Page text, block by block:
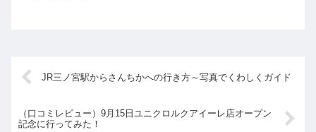
JR三ノ宮駅からさんちかへの行き方～写真でくわしくガイド
（口コミレビュー）9月15日ユニクロルクアイーレ店オープン
記念に行ってみた！